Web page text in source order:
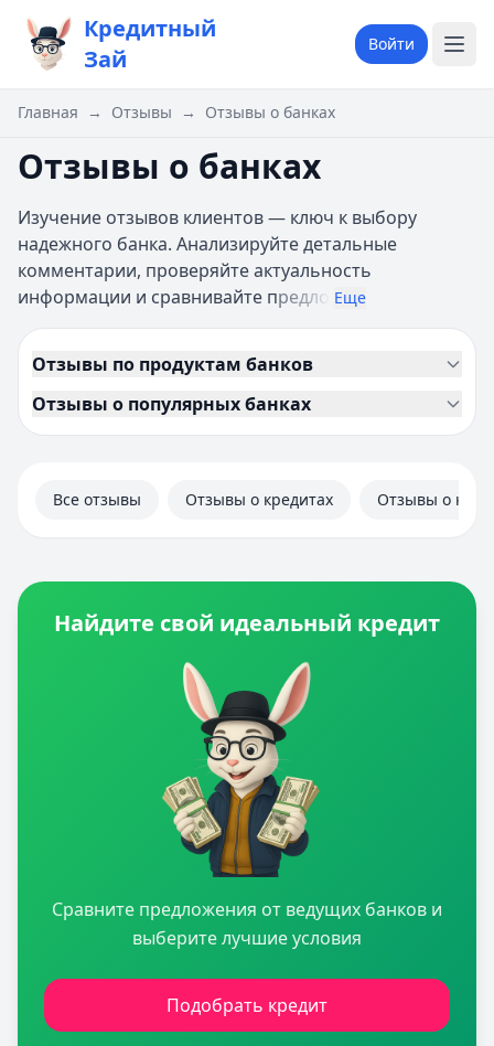
Кредитный
Зай
Войти
Главная → Отзывы → Отзывы о банках
Отзывы о банках
Изучение отзывов клиентов — ключ к выбору
надежного банка. Анализируйте детальные
комментарии, проверяйте актуальность
информации и сравнивайте предло Еще
Отзывы по продуктам банков
Отзывы о популярных банках
Все отзывы Отзывы о кредитах Отзывы о
Найдите свой идеальный кредит
Сравните предложения от ведущих банков и
выберите лучшие условия
Подобрать кредит